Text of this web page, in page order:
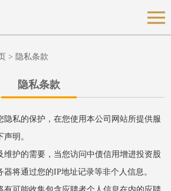
> 隐私条款
隐私条款
私的保护，在您使用本公司网站所提供服
明。
护的需要，当您访问中债信用增进投资股
将通过您的IP地址记录等非个人信息。